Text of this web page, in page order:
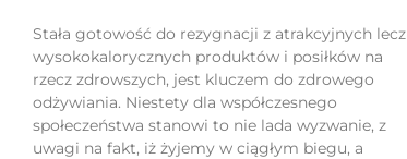
Stała gotowość do rezygnacji z atrakcyjnych lecz
wysokokalorycznych produktów i posiłków na
rzecz zdrowszych, jest kluczem do zdrowego
odżywiania. Niestety dla współczesnego
społeczeństwa stanowi to nie lada wyzwanie, z
uwagi na fakt, iż żyjemy w ciągłym biegu, a